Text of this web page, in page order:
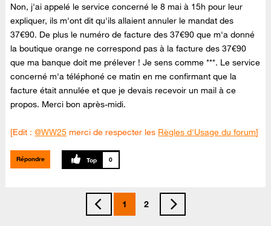
Non, j'ai appelé le service concerné le 8 mai à 15h pour leur
expliquer, ils m'ont dit qu'ils allaient annuler le mandat des
37€90. De plus le numéro de facture des 37€90 que m'a donné
la boutique orange ne correspond pas à la facture des 37€90
que ma banque doit me prélever ! Je sens comme ***. Le service
concerné m'a téléphoné ce matin en me confirmant que la
facture était annulée et que je devais recevoir un mail à ce
propos. Merci bon après-midi.
[Edit :@WW25 merci de respecter les Règles d'Usage du forum]
Répondre 0
1 2